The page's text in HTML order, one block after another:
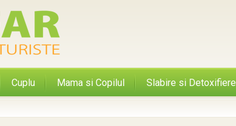
Cuplu Mama si Copilul Slabire si Detoxifiere